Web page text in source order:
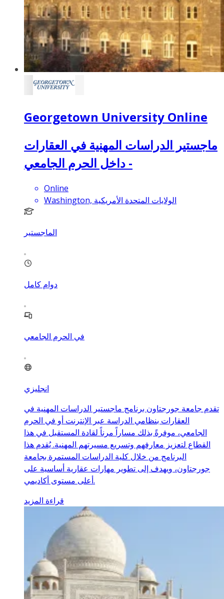
Georgetown University Online
ماجستير الدراسات المهنية في العقارات
- داخل الحرم الجامعي
Online
Washington, الولايات المتحدة الأمريكية
الماجستير
دوام كامل
في الحرم الجامعي
انجليزي
تقدم جامعة جورجتاون برنامج ماجستير الدراسات المهنية في
العقارات بنظامي الدراسة عبر الإنترنت أو في الحرم
الجامعي، موفرةً بذلك مساراً مرناً لقادة المستقبل في هذا
القطاع لتعزيز معارفهم وتسريع مسيرتهم المهنية. يُقدم هذا
البرنامج من خلال كلية الدراسات المستمرة بجامعة
جورجتاون، ويهدف إلى تطوير مهارات عقارية أساسية على
أعلى مستوى أكاديمي.
قراءة المزيد